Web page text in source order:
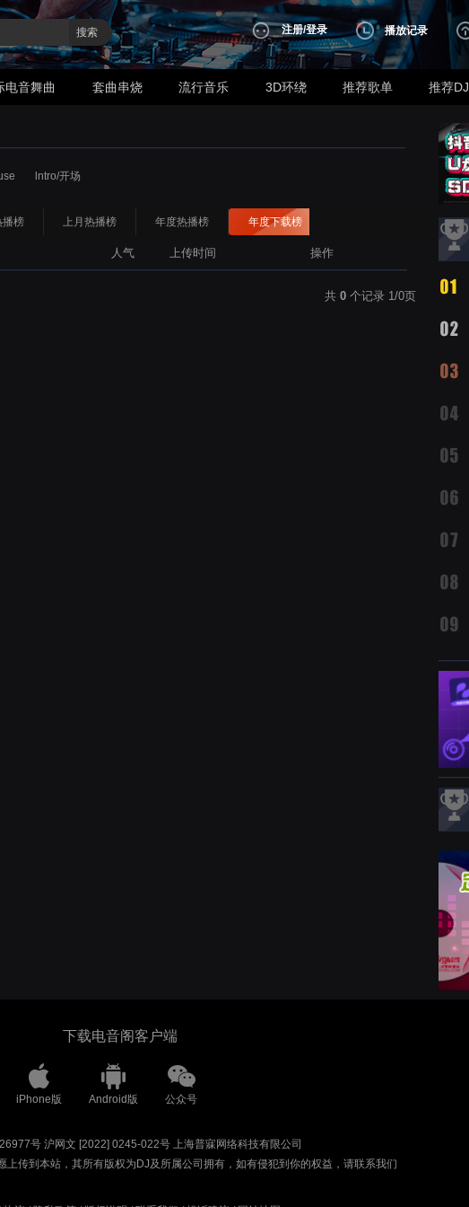
搜索 注册/登录 播放记录
电音舞曲 套曲串烧 流行音乐 3D环绕 推荐歌单 推荐DJ
lntro/开场
播榜 上月热播榜 年度热播榜 年度下载榜
人气 上传时间 操作
共 0 个记录 1/0页
下载电音阁客户端
iPhone版 Android版 公众号
号 沪网文 [2022] 0245-022号 上海普寐网络科技有限公司
上传到本站，其所有版权为DJ及所属公司拥有，如有侵犯到你的权益，请联系我们